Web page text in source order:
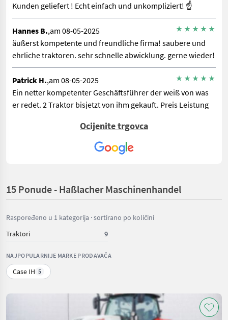
Kunden geliefert ! Echt einfach und unkompliziert! ☝️
Hannes B.,am 08-05-2025
äußerst kompetente und freundliche firma! saubere und
ehrliche traktoren. sehr schnelle abwicklung. gerne wieder!
Patrick H.,am 08-05-2025
Ein netter kompetenter Geschäftsführer der weiß von was
er redet. 2 Traktor bisjetzt von ihm gekauft. Preis Leistung
Ocijenite trgovca
15 Ponude - Haßlacher Maschinenhandel
Raspoređeno u 1 kategorija · sortirano po količini
Traktori
9
NAJPOPULARNIJE MARKE PRODAVAČA
Case IH 5